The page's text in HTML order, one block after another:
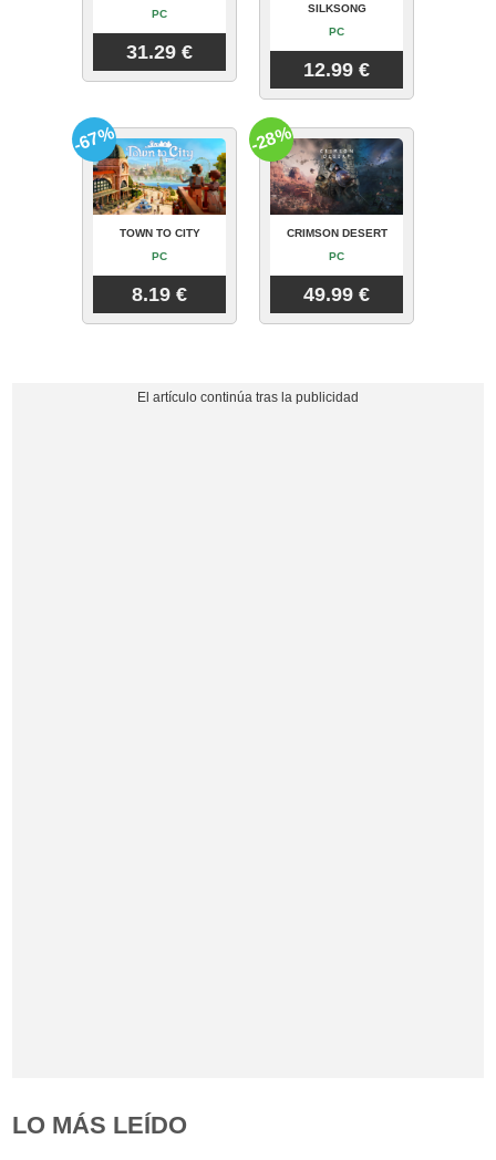
PC
31.29 €
SILKSONG
PC
12.99 €
TOWN TO CITY
PC
8.19 €
-67%
CRIMSON DESERT
PC
49.99 €
-28%
LO MÁS LEÍDO